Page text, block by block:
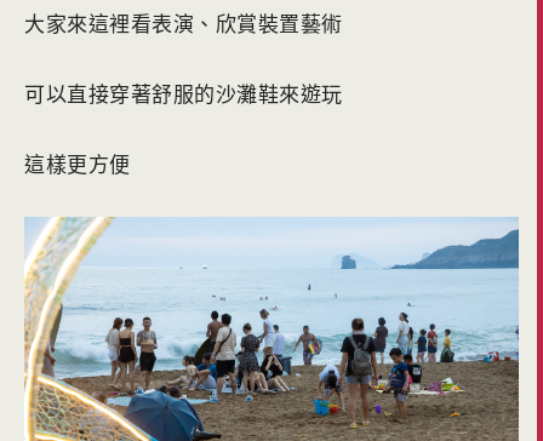
大家來這裡看表演、欣賞裝置藝術
可以直接穿著舒服的沙灘鞋來遊玩
這樣更方便